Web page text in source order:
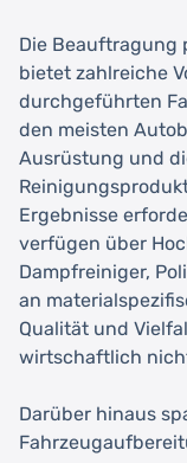
Die Beauftragung
bietet zahlreiche
durchgeführten
den meisten
Ausrüstung und
Ergebnisse
verfügen über
Dampfreiniger,
an
Qualität und
wirtschaftlich
Darüber hinaus